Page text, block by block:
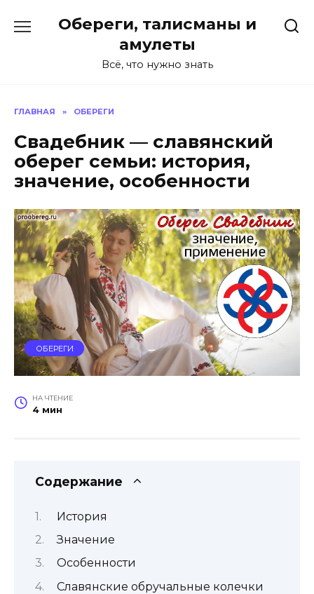
Обереги, талисманы и
амулеты
Всё, что нужно знать
ГЛАВНАЯ » ОБЕРЕГИ
Свадебник — славянский
оберег семьи: история,
значение, особенности
ОБЕРЕГИ
НА ЧТЕНИЕ
4 мин
Содержание
История
Значение
Особенности
Славянские обручальные колечки